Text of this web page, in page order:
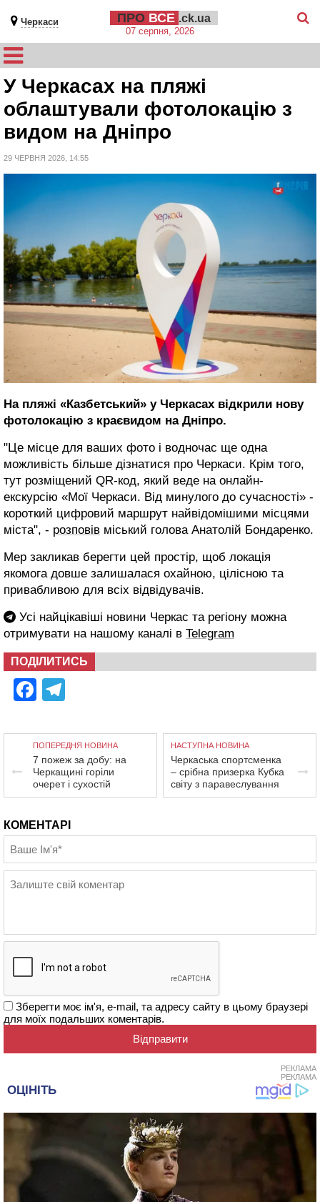
Черкаси ПРО ВСЕ .ck.ua
07 серпня, 2026
У Черкасах на пляжі
облаштували фотолокацію з
видом на Дніпро
29 ЧЕРВНЯ 2026, 14:55
На пляжі «Казбетський» у Черкасах відкрили нову
фотолокацію з краєвидом на Дніпро.
"Це місце для ваших фото і водночас ще одна
можливість більше дізнатися про Черкаси. Крім того,
тут розміщений QR-код, який веде на онлайн-
екскурсію «Мої Черкаси. Від минулого до сучасності» -
короткий цифровий маршрут найвідомішими місцями
міста", - розповів міський голова Анатолій Бондаренко.
Мер закликав берегти цей простір, щоб локація
якомога довше залишалася охайною, цілісною та
привабливою для всіх відвідувачів.
Усі найцікавіші новини Черкас та регіону можна
отримувати на нашому каналі в Telegram
ПОДІЛИТИСЬ
Facebook
ПОПЕРЕДНЯ НОВИНА
7 пожеж за добу: на
Черкащині горіли
очерет і сухостій
НАСТУПНА НОВИНА
Черкаська спортсменка
– срібна призерка Кубка
світу з паравеслування
КОМЕНТАРІ
Зберегти моє ім'я, e-mail, та адресу сайту в цьому браузері
для моїх подальших коментарів.
РЕКЛАМА
РЕКЛАМА